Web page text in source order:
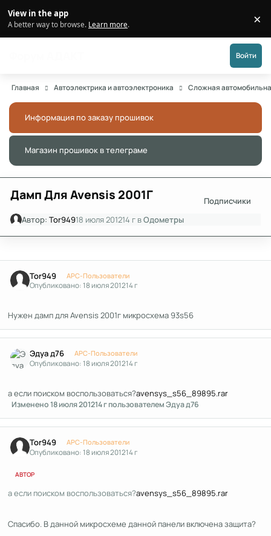
View in the app
A better way to browse. Learn more. ×
Войти
Главная Автоэлектрика и автоэлектроника Сложная
Информация по заказу прошивок
Магазин прошивок в телеграме
Дамп Для Avensis 2001Г
Подписчики
Автор:Tor94918 июля 201214 г вОдометры
Tor949 APC-Пользователи
Опубликовано:18 июля 201214 г
Нужен дамп для Avensis 2001г микросхема 93s56
Эдуа д76 APC-Пользователи
Опубликовано:18 июля 201214 г
а если поиском воспользоваться?avensys_s56_89895.rar
Изменено18 июля 201214 гпользователем Эдуа д76
Tor949 APC-Пользователи
Опубликовано:18 июля 201214 г
АВТОР
а если поиском воспользоваться?avensys_s56_89895.rar
Спасибо. В данной микросхеме данной панели включена защита?